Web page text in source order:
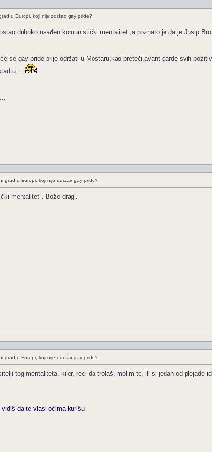
u Europi, koji nije održao gay pride?
duboko usađen komunistički mentalitet ,a poznato je da je Josip
se gay pride prije održati u Mostaru,kao preteči,avant-garde svih
grad u Europi, koji nije održao gay pride?
mentalitet". Bože dragi.
grad u Europi, koji nije održao gay pride?
tog mentaliteta. kiler, reci da trolaš, molim te, ili si jedan od plejade
vidiš da te vlasi oćima kurišu